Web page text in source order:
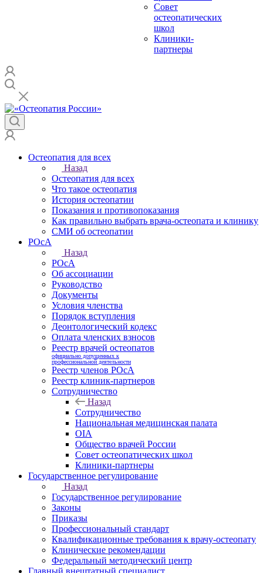
Совет
остеопатических
школ
Клиники-
партнеры
Остеопатия для всех
Назад
Остеопатия для всех
Что такое остеопатия
История остеопатии
Показания и противопоказания
Как правильно выбрать врача-остеопата и клинику
СМИ об остеопатии
РОсА
Назад
РОсА
Об ассоциации
Руководство
Документы
Условия членства
Порядок вступления
Деонтологический кодекс
Оплата членских взносов
Реестр врачей остеопатов
официально допущенных к
профессиональной деятельности
Реестр членов РОсА
Реестр клиник-партнеров
Сотрудничество
Назад
Сотрудничество
Национальная медицинская палата
OIA
Общество врачей России
Совет остеопатических школ
Клиники-партнеры
Государственное регулирование
Назад
Государственное регулирование
Законы
Приказы
Профессиональный стандарт
Квалификационные требования к врачу-остеопату
Клинические рекомендации
Федеральный методический центр
Главный внештатный специалист